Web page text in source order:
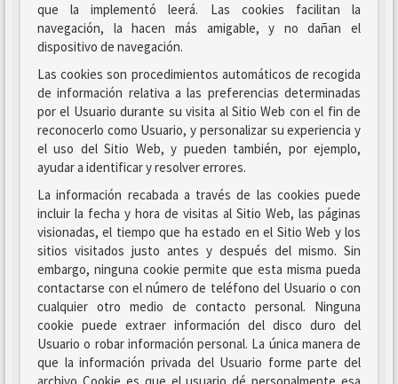
que la implementó leerá. Las cookies facilitan la
navegación, la hacen más amigable, y no dañan el
dispositivo de navegación.
Las cookies son procedimientos automáticos de recogida
de información relativa a las preferencias determinadas
por el Usuario durante su visita al Sitio Web con el fin de
reconocerlo como Usuario, y personalizar su experiencia y
el uso del Sitio Web, y pueden también, por ejemplo,
ayudar a identificar y resolver errores.
La información recabada a través de las cookies puede
incluir la fecha y hora de visitas al Sitio Web, las páginas
visionadas, el tiempo que ha estado en el Sitio Web y los
sitios visitados justo antes y después del mismo. Sin
embargo, ninguna cookie permite que esta misma pueda
contactarse con el número de teléfono del Usuario o con
cualquier otro medio de contacto personal. Ninguna
cookie puede extraer información del disco duro del
Usuario o robar información personal. La única manera de
que la información privada del Usuario forme parte del